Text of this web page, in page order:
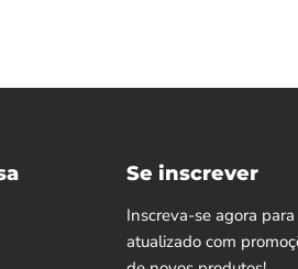
Se inscrever
Inscreva-se agora
atualizado com